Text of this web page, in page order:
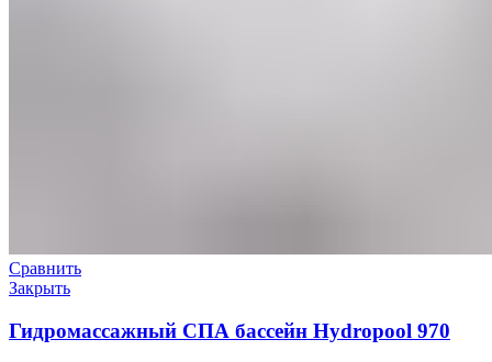
Сравнить
Закрыть
Гидромассажный СПА бассейн Hydropool 970